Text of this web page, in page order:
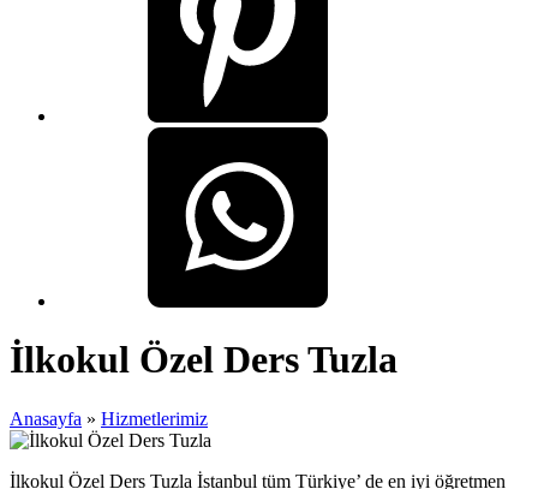
İlkokul Özel Ders Tuzla
Anasayfa » Hizmetlerimiz
İlkokul Özel Ders Tuzla İstanbul tüm Türkiye’ de en iyi öğretmen